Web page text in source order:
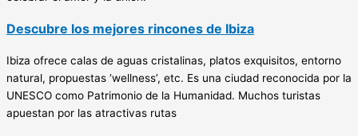
Descubre los mejores rincones de Ibiza
Ibiza ofrece calas de aguas cristalinas, platos exquisitos, entorno
natural, propuestas ‘wellness’, etc. Es una ciudad reconocida por la
UNESCO como Patrimonio de la Humanidad. Muchos turistas
apuestan por las atractivas rutas